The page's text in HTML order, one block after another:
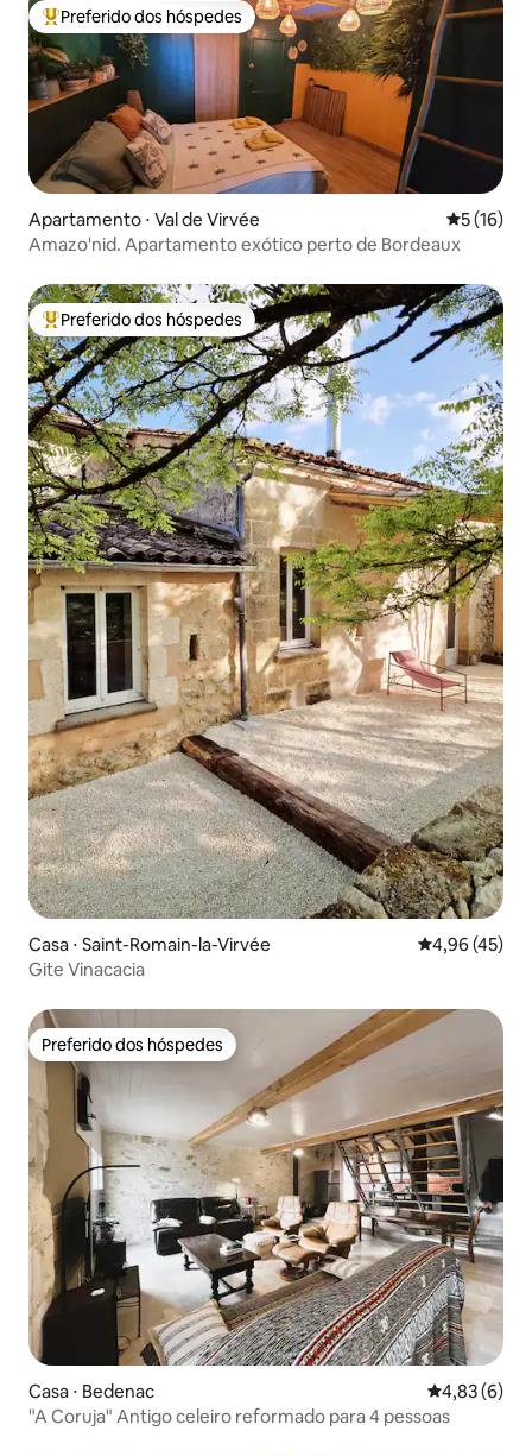
Entre os melhores preferidos dos hóspedes
Preferido dos hóspedes
Apartamento ⋅ Val de Virvée 5 de uma
5 (16)
Amazo'nid. Apartamento exótico perto de Bordeaux
Entre os melhores preferidos dos hóspedes
Preferido dos hóspedes
Casa ⋅ Saint-Romain-la-Virvée 4,96 de uma
4,96 (45)
Gite Vinacacia
Preferido dos hóspedes
Preferido dos hóspedes
Casa ⋅ Bedenac 4,83 de uma
4,83 (6)
"A Coruja" Antigo celeiro reformado para 4 pessoas